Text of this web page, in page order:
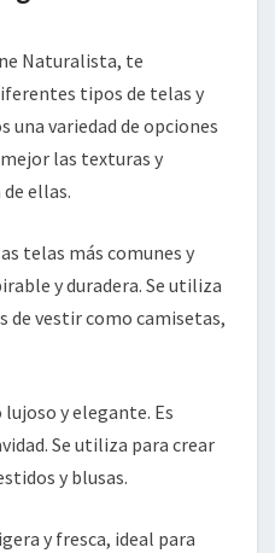
Naturalista, te
tipos de telas y
una variedad de opciones
las texturas y
ellas.
telas más comunes y
y duradera. Se utiliza
de vestir como camisetas,
lujoso y elegante. Es
Se utiliza para crear
y blusas.
y fresca, ideal para